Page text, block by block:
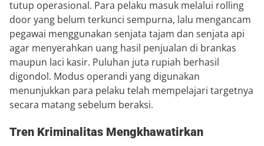
tutup operasional. Para pelaku masuk melalui rolling
door yang belum terkunci sempurna, lalu mengancam
pegawai menggunakan senjata tajam dan senjata api
agar menyerahkan uang hasil penjualan di brankas
maupun laci kasir. Puluhan juta rupiah berhasil
digondol. Modus operandi yang digunakan
menunjukkan para pelaku telah mempelajari targetnya
secara matang sebelum beraksi.
Tren Kriminalitas Mengkhawatirkan